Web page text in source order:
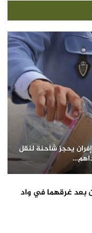
يحجز شاحنة لنقل
بعد غرقهما في واد